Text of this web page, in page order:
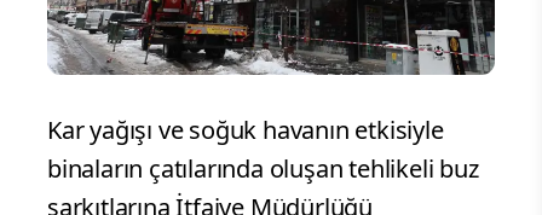
Kar yağışı ve soğuk havanın etkisiyle
binaların çatılarında oluşan tehlikeli buz
sarkıtlarına İtfaiye Müdürlüğü